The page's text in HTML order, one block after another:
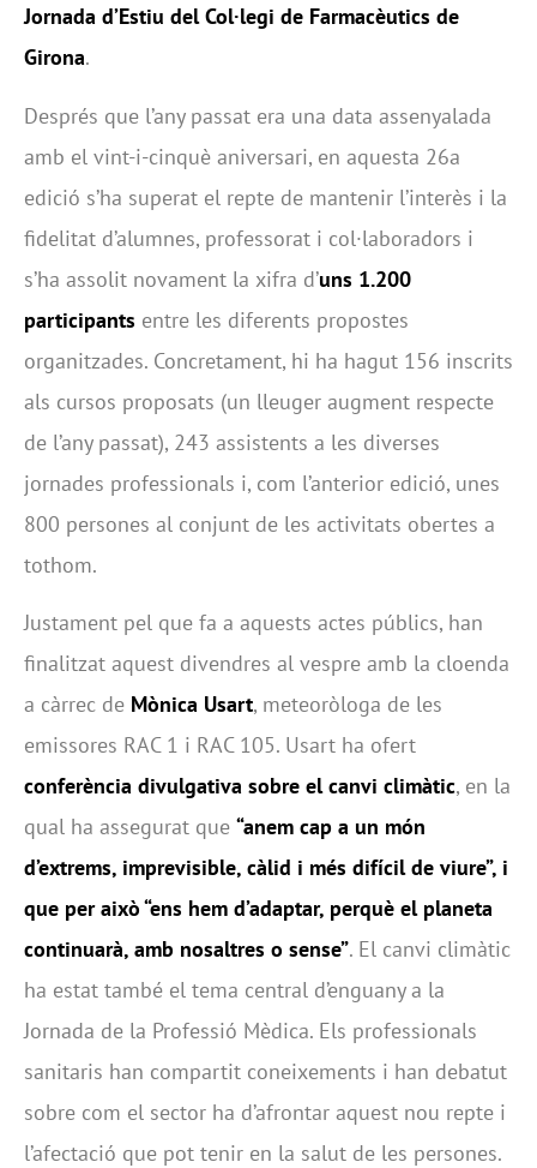
Jornada d’Estiu del Col·legi de Farmacèutics de
Girona.
Després que l’any passat era una data assenyalada
amb el vint-i-cinquè aniversari, en aquesta 26a
edició s’ha superat el repte de mantenir l’interès i la
fidelitat d’alumnes, professorat i col·laboradors i
s’ha assolit novament la xifra d’uns 1.200
participants entre les diferents propostes
organitzades. Concretament, hi ha hagut 156 inscrits
als cursos proposats (un lleuger augment respecte
de l’any passat), 243 assistents a les diverses
jornades professionals i, com l’anterior edició, unes
800 persones al conjunt de les activitats obertes a
tothom.
Justament pel que fa a aquests actes públics, han
finalitzat aquest divendres al vespre amb la cloenda
a càrrec de Mònica Usart, meteoròloga de les
emissores RAC 1 i RAC 105. Usart ha ofert
conferència divulgativa sobre el canvi climàtic, en la
qual ha assegurat que “anem cap a un món
d’extrems, imprevisible, càlid i més difícil de viure”, i
que per això “ens hem d’adaptar, perquè el planeta
continuarà, amb nosaltres o sense”. El canvi climàtic
ha estat també el tema central d’enguany a la
Jornada de la Professió Mèdica. Els professionals
sanitaris han compartit coneixements i han debatut
sobre com el sector ha d’afrontar aquest nou repte i
l’afectació que pot tenir en la salut de les persones.